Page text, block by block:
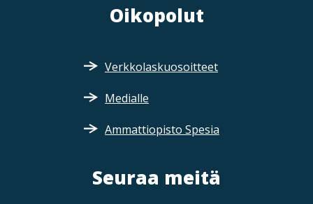
Oikopolut
Verkkolaskuosoitteet
Medialle
Ammattiopisto Spesia
Seuraa meitä